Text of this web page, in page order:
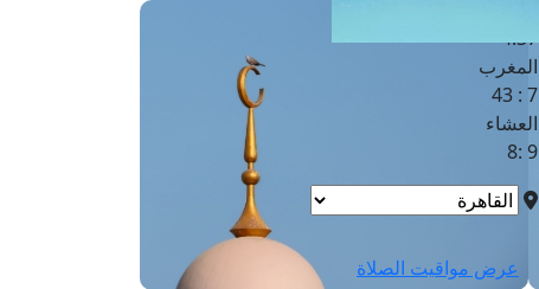
4:37
المغرب
7 : 43
العشاء
9 :8
عرض مواقيت الصلاة